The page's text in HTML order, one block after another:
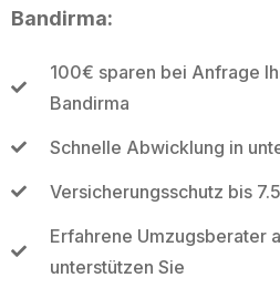
Bandirma:
100€ sparen bei Anfrage
Bandirma
Schnelle Abwicklung in
Versicherungsschutz bis
Erfahrene Umzugsberater
unterstützen Sie